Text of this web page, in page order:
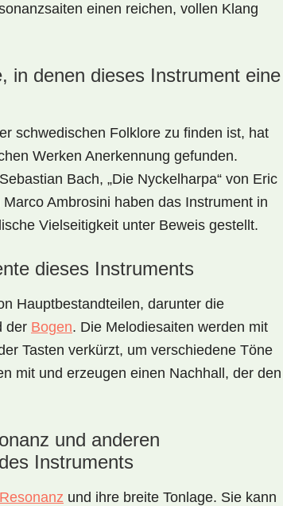
einen reichen, vollen Klang
in denen dieses Instrument eine
schwedischen Folklore zu finden ist, hat
Werken Anerkennung gefunden.
Bach, „Die Nyckelharpa“ von Eric
Ambrosini haben das Instrument in
Vielseitigkeit unter Beweis gestellt.
dieses Instruments
Hauptbestandteilen, darunter die
der Bogen. Die Melodiesaiten werden mit
Tasten verkürzt, um verschiedene Töne
mit und erzeugen einen Nachhall, der den
und anderen
Instruments
Resonanz und ihre breite Tonlage. Sie kann